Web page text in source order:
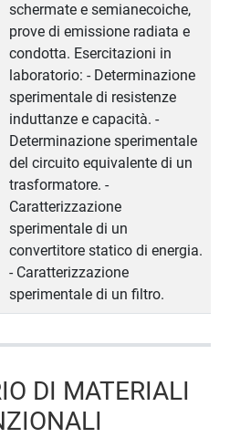
schermate e semianecoiche,
prove di emissione radiata e
condotta. Esercitazioni in
laboratorio: - Determinazione
sperimentale di resistenze
induttanze e capacità. -
Determinazione sperimentale
del circuito equivalente di un
trasformatore. -
Caratterizzazione
sperimentale di un
convertitore statico di energia.
- Caratterizzazione
sperimentale di un filtro.
DI MATERIALI